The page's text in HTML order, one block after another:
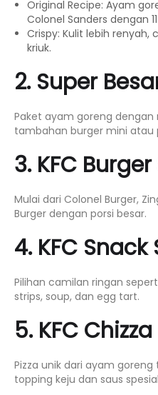
Original Recipe: Ayam
Colonel Sanders dengan
Crispy: Kulit lebih renyah,
kriuk.
2. Super
Paket ayam goreng dengan
tambahan burger mini atau
3. KFC
Mulai dari Colonel Burger,
Burger dengan porsi besar.
4. KFC Snack
Pilihan camilan ringan
strips, soup, dan egg tart.
5. KFC Chizza
Pizza unik dari ayam
topping keju dan saus